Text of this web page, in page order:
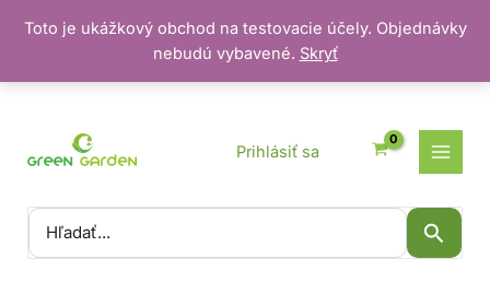
Toto je ukážkový obchod na testovacie účely. Objednávky
nebudú vybavené. Skryť
Vyhľadať:
Prihlásiť sa